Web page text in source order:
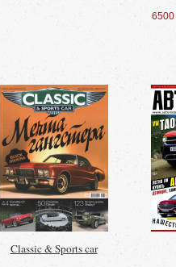
6500
Classic & Sports car